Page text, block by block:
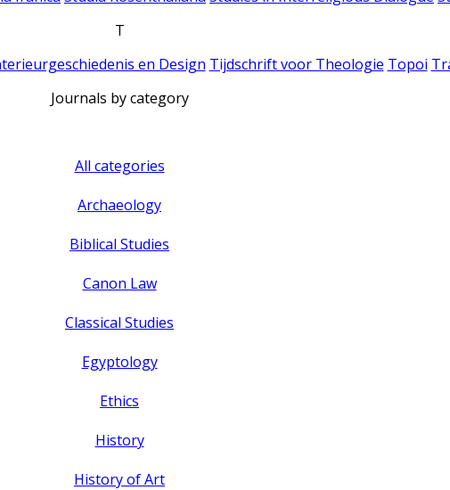
T
en Design Tijdschrift voor Theologie Topoi
Journals by category
All categories
Archaeology
Biblical Studies
Canon Law
Classical Studies
Egyptology
Ethics
History
History of Art